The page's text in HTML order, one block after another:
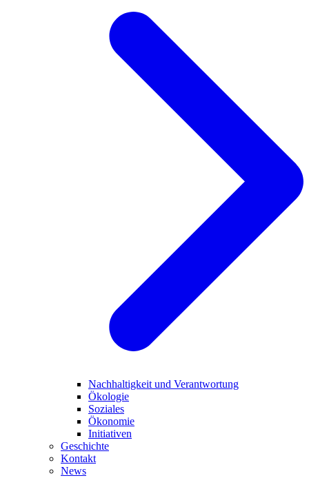
Nachhaltigkeit und Verantwortung
Ökologie
Soziales
Ökonomie
Initiativen
Geschichte
Kontakt
News